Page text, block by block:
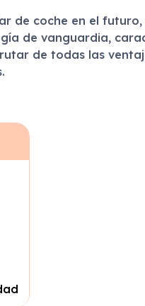
de coche en el futuro,
de vanguardia,
de todas las